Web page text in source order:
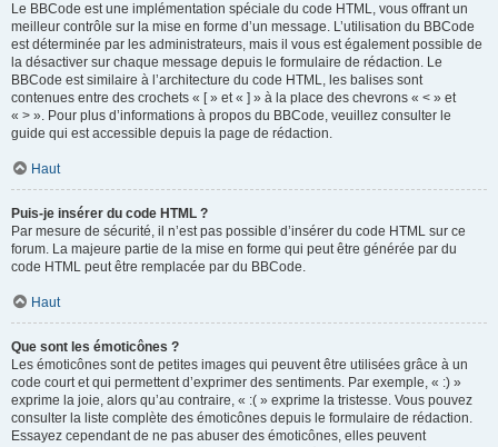
Le BBCode est une implémentation spéciale du code HTML, vous offrant un
meilleur contrôle sur la mise en forme d’un message. L’utilisation du BBCode
est déterminée par les administrateurs, mais il vous est également possible de
la désactiver sur chaque message depuis le formulaire de rédaction. Le
BBCode est similaire à l’architecture du code HTML, les balises sont
contenues entre des crochets « [ » et « ] » à la place des chevrons « < » et
« > ». Pour plus d’informations à propos du BBCode, veuillez consulter le
guide qui est accessible depuis la page de rédaction.
Haut
Puis-je insérer du code HTML ?
Par mesure de sécurité, il n’est pas possible d’insérer du code HTML sur ce
forum. La majeure partie de la mise en forme qui peut être générée par du
code HTML peut être remplacée par du BBCode.
Haut
Que sont les émoticônes ?
Les émoticônes sont de petites images qui peuvent être utilisées grâce à un
code court et qui permettent d’exprimer des sentiments. Par exemple, « :) »
exprime la joie, alors qu’au contraire, « :( » exprime la tristesse. Vous pouvez
consulter la liste complète des émoticônes depuis le formulaire de rédaction.
Essayez cependant de ne pas abuser des émoticônes, elles peuvent